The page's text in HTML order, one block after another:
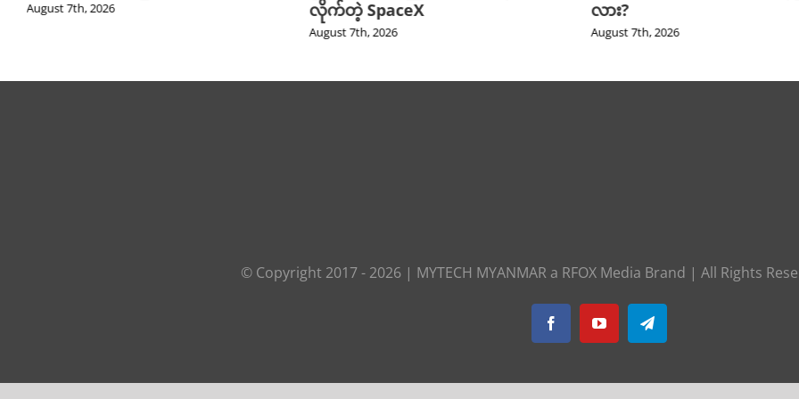
August 7th, 2026
လိုက်တဲ့ SpaceX
August 7th, 2026
လား?
August 7th, 2026
© Copyright 2017 - 2026| MYTECH MYANMARa RFOX Media Brand | All Rights
FacebookYouTubeTelegram